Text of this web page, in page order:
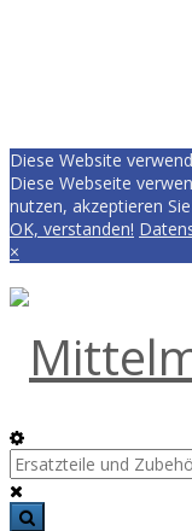
Diese Website
Diese Webseite
nutzen, akzeptieren
OK, verstanden!
×